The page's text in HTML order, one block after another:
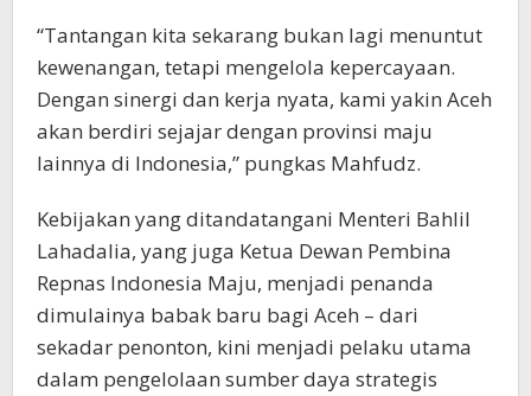
“Tantangan kita sekarang bukan lagi menuntut
kewenangan, tetapi mengelola kepercayaan.
Dengan sinergi dan kerja nyata, kami yakin Aceh
akan berdiri sejajar dengan provinsi maju
lainnya di Indonesia,” pungkas Mahfudz.
Kebijakan yang ditandatangani Menteri Bahlil
Lahadalia, yang juga Ketua Dewan Pembina
Repnas Indonesia Maju, menjadi penanda
dimulainya babak baru bagi Aceh – dari
sekadar penonton, kini menjadi pelaku utama
dalam pengelolaan sumber daya strategis